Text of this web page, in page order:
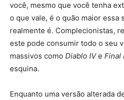
você, mesmo que você tenha
o que vale, é o quão maior essa
realmente é. Complecionistas,
este pode consumir todo o seu
massivos como Diablo IVe Final
esquina.
Enquanto uma versão alterada